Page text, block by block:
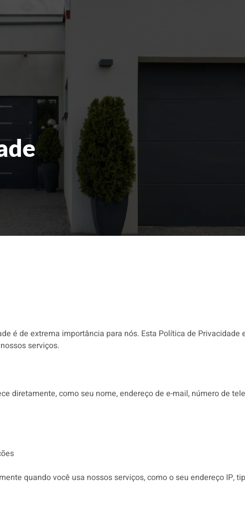
é de extrema importância para nós. Esta Política de
serviços.
diretamente, como seu nome, endereço de e-mail, número de
quando você usa nossos serviços, como o seu endereço IP,